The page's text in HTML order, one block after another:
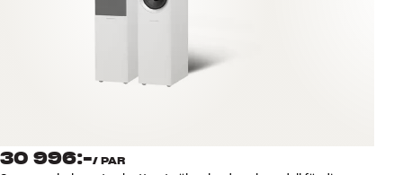
Tillbehör
NYHETER
30 996:-/ PAR